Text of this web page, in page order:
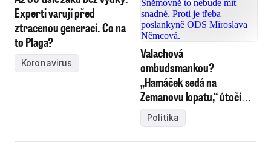
Experti varují před
ztracenou generací. Co na
to Plaga?
Koronavirus
Valachová
ombudsmankou?
„Hamáček sedá na
Zemanovu lopatu,“ útočí
Němcová z ODS
Politika